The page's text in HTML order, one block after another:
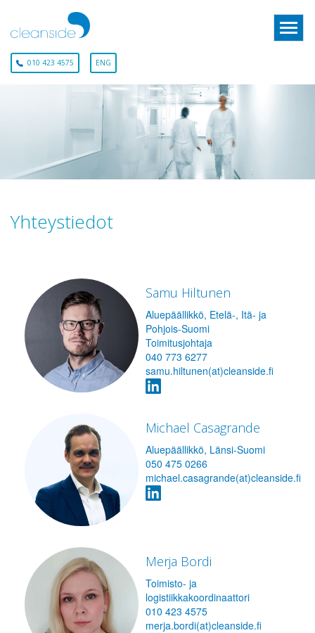
010 423 4575 ENG
Yhteystiedot
Samu Hiltunen
Aluepäällikkö, Etelä-, Itä- ja
Pohjois-Suomi
Toimitusjohtaja
040 773 6277
samu.hiltunen(at)cleanside.fi
Michael Casagrande
Aluepäällikkö, Länsi-Suomi
050 475 0266
michael.casagrande(at)cleanside.fi
Merja Bordi
Toimisto- ja
logistiikkakoordinaattori
010 423 4575
merja.bordi(at)cleanside.fi